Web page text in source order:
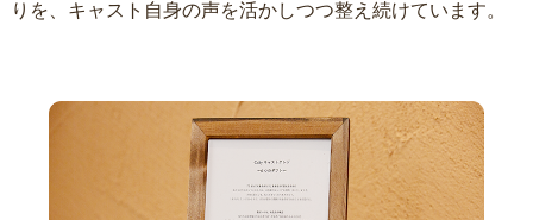
りを、キャスト自身の声を活かしつつ整え続けています。